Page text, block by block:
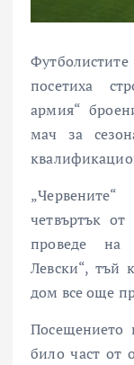
посетиха
армия“
мач за
четвъртък от
проведе на
Левски“, тъй
дом все още
Посещението
било част от